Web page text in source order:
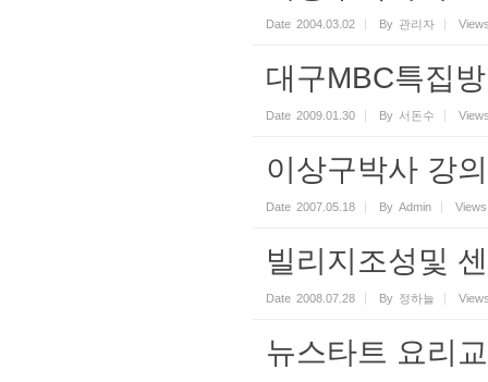
Date 2004.03.02 By 관리자
대구MBC특집
Date 2009.01.30 By 서돈수
이상구박사 강
Date 2007.05.18 By Admin Views
빌리지조성및
Date 2008.07.28 By 정하늘
뉴스타트 요리